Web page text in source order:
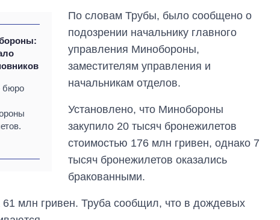
бюро
По словам Трубы, было сообщено о
подозрении начальнику главного
управления Минобороны,
заместителям управления и
начальникам отделов.
Установлено, что Минобороны
закупило 20 тысяч бронежилетов
стоимостью 176 млн гривен, однако 7
тысяч бронежилетов оказались
бракованными.
млн гривен. Труба сообщил, что в дождевых
обороны за 13 лет
войны с россией